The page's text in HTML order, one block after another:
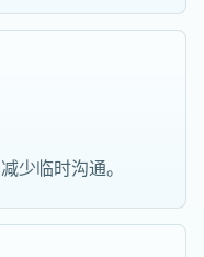
少临时沟通。